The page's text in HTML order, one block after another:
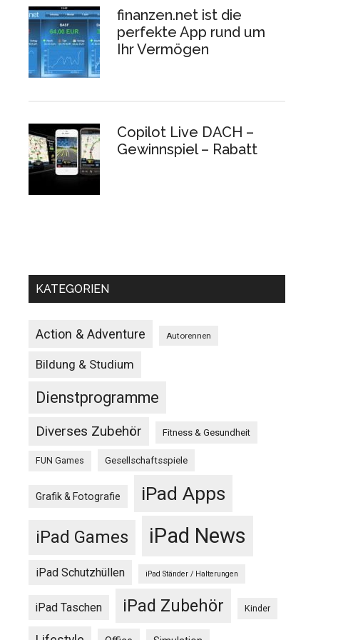
finanzen.net ist die
perfekte App rund um
Ihr Vermögen
Copilot Live DACH –
Gewinnspiel – Rabatt
KATEGORIEN
Action & Adventure Autorennen
Bildung & Studium
Dienstprogramme
Diverses Zubehör Fitness & Gesundheit
FUN Games Gesellschaftsspiele
Grafik & Fotografie iPad Apps
iPad Games iPad News
iPad Schutzhüllen iPad Ständer / Halterungen
iPad Taschen iPad Zubehör Kinder